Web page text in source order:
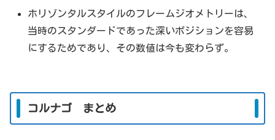
ホリゾンタルスタイルのフレームジオメトリーは、
当時のスタンダードであった深いポジションを容易
にするためであり、その数値は今も変わらず。
コルナゴ まとめ